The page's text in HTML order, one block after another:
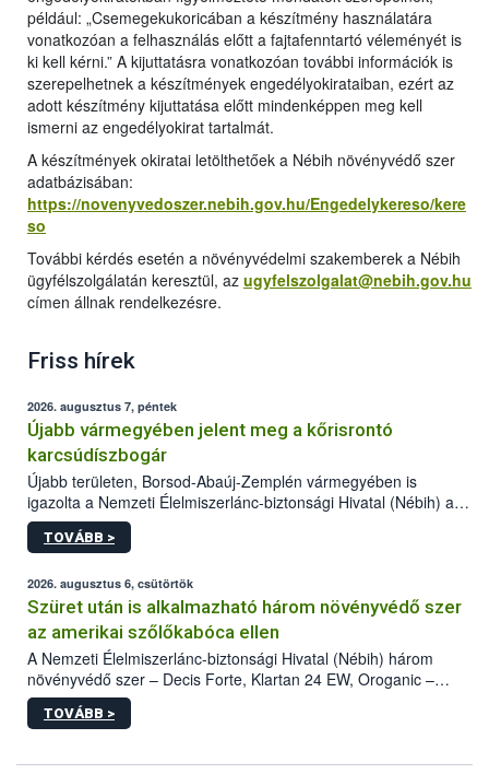
például: „Csemegekukoricában a készítmény használatára
vonatkozóan a felhasználás előtt a fajtafenntartó véleményét is
ki kell kérni.” A kijuttatásra vonatkozóan további információk is
szerepelhetnek a készítmények engedélyokirataiban, ezért az
adott készítmény kijuttatása előtt mindenképpen meg kell
ismerni az engedélyokirat tartalmát.
A készítmények okiratai letölthetőek a Nébih növényvédő szer
adatbázisában:
https://novenyvedoszer.nebih.gov.hu/Engedelykereso/kere
so
További kérdés esetén a növényvédelmi szakemberek a Nébih
ügyfélszolgálatán keresztül, az ugyfelszolgalat@nebih.gov.hu
címen állnak rendelkezésre.
Friss hírek
2026. augusztus 7, péntek
Újabb vármegyében jelent meg a kőrisrontó
karcsúdíszbogár
Újabb területen, Borsod-Abaúj-Zemplén vármegyében is
igazolta a Nemzeti Élelmiszerlánc-biztonsági Hivatal (Nébih) a
kőrisrontó karcsúdíszbogár (Agrilus planipennis) jelenlétét. A
kártevőt nem csak színcsapdában találták meg, de már fertőzött
az intenzív felderítést, emellett az intézkedéseket a szlovák
hatósággal is összehangolják a terjedés megállítása érdekében.
TOVÁBB >
2026. augusztus 6, csütörtök
Szüret után is alkalmazható három növényvédő szer
az amerikai szőlőkabóca ellen
A Nemzeti Élelmiszerlánc-biztonsági Hivatal (Nébih) három
növényvédő szer – Decis Forte, Klartan 24 EW, Oroganic –
engedélyokiratát módosította, így azok a szüretet követően,
egészen a vesszőérettség (BBCH 91) stádiumáig
érésű szőlőkben is legyen lehetőség a károsító elleni további
TOVÁBB >